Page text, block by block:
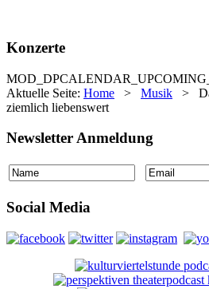
Konzerte
Aktuelle Seite: Home > Musik >
ziemlich liebenswert
Newsletter Anmeldung
Social Media